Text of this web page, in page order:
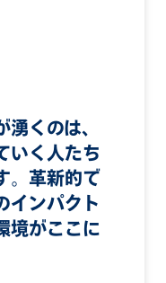
くのは、
いく人たち
。革新的で
インパクト
境がここに